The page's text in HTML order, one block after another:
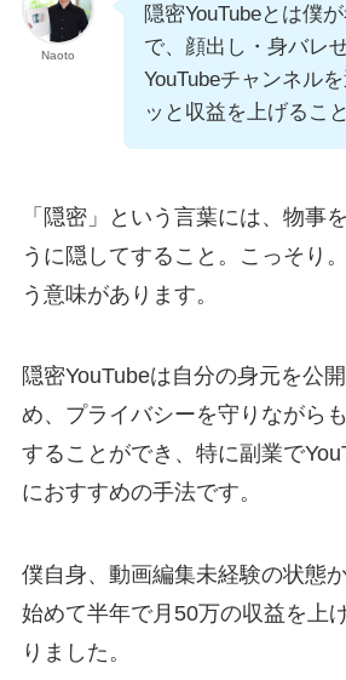
Naoto
隠密YouTubeとは僕
で、顔出し・身バレ
YouTubeチャンネル
ッと収益を上げるこ
「隠密」という言葉には、物事
うに隠してすること。こっそり
う意味があります。
隠密YouTubeは自分の身元を公
め、プライバシーを守りながら
することができ、特に副業で
におすすめの手法です。
僕自身、動画編集未経験の状態
始めて半年で月50万の収益を上
りました。